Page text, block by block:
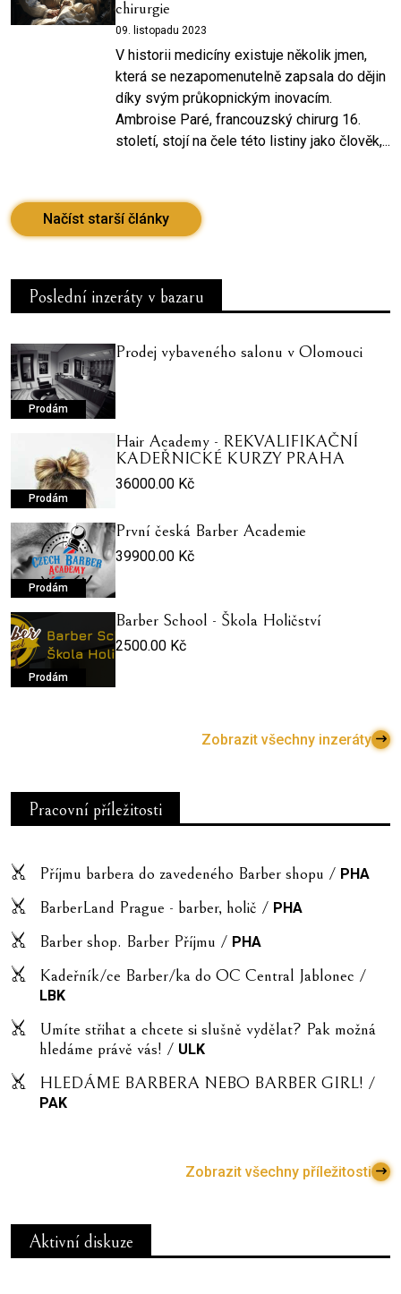
chirurgie
09. listopadu 2023
V historii medicíny existuje několik jmen,
která se nezapomenutelně zapsala do dějin
díky svým průkopnickým inovacím.
Ambroise Paré, francouzský chirurg 16.
století, stojí na čele této listiny jako člověk,...
Načíst starší články
Poslední inzeráty v bazaru
Prodám
Prodej vybaveného salonu v Olomouci
Prodám
Hair Academy - REKVALIFIKAČNÍ
KADEŘNICKÉ KURZY PRAHA
36000.00 Kč
Prodám
První česká Barber Academie
39900.00 Kč
Prodám
Barber School - Škola Holičství
2500.00 Kč
Zobrazit všechny inzeráty
Pracovní příležitosti
Příjmu barbera do zavedeného Barber shopu / PHA
BarberLand Prague - barber, holič / PHA
Barber shop. Barber Příjmu / PHA
Kadeřník/ce Barber/ka do OC Central Jablonec /
LBK
Umíte střihat a chcete si slušně vydělat? Pak možná
hledáme právě vás! / ULK
HLEDÁME BARBERA NEBO BARBER GIRL! /
PAK
Zobrazit všechny příležitosti
Aktivní diskuze